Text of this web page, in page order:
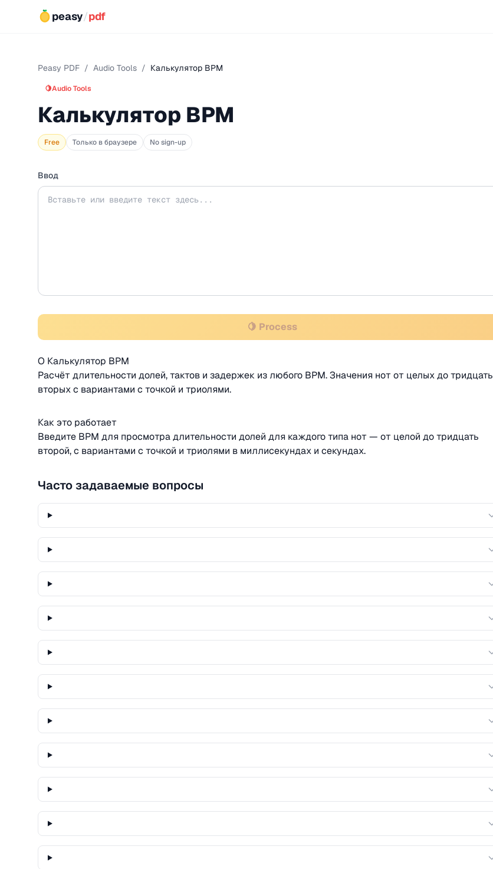
peasy/pdf
Peasy PDF / Audio Tools / Калькулятор BPM
🍋Audio Tools
Калькулятор BPM
Free Только в браузере No sign-up
Ввод
🍋 Process
О Калькулятор BPM
Расчёт длительности долей, тактов и задержек из любого BPM. Значения нот от целых до тридцать
вторых с вариантами с точкой и триолями.
Как это работает
Введите BPM для просмотра длительности долей для каждого типа нот — от целой до тридцать
второй, с вариантами с точкой и триолями в миллисекундах и секундах.
Часто задаваемые вопросы